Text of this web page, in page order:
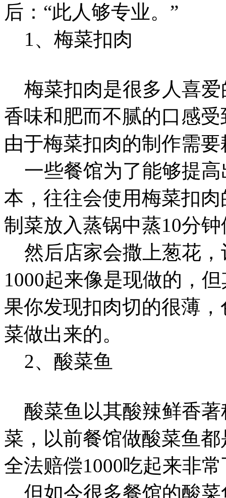
后：“此人够专业。”
1、梅菜扣肉
梅菜扣肉是很多人喜爱
香味和肥而不腻的口感
由于梅菜扣肉的制作需
一些餐馆为了能够提高
本，往往会使用梅菜扣
制菜放入蒸锅中蒸10分
然后店家会撒上葱花，
1000起来像是现做的，
果你发现扣肉切的很薄
菜做出来的。
2、酸菜鱼
酸菜鱼以其酸辣鲜香著
菜，以前餐馆做酸菜鱼
全法赔偿1000吃起来非
但如今很多餐馆的酸菜